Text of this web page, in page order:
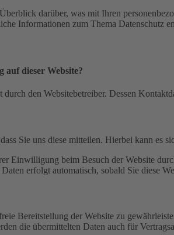
darüber, was mit Ihren
Informationen zum Thema Datenschutz
dieser Website?
den Websitebetreiber. Dessen
Sie uns diese mitteilen. Hierbei kann es
Einwilligung beim Besuch der Website
erfolgt automatisch, sobald Sie diese
Bereitstellung der Website zu
die übermittelten Daten auch für